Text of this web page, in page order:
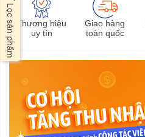
Thương hiệu
uy tín
Giao hàng
toàn quốc
Lọc sản phẩm